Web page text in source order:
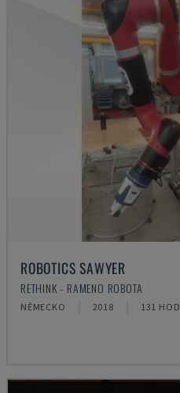
ROBOTICS SAWYER
RETHINK - RAMENO ROBOTA
NĚMECKO 2018 131 HOD